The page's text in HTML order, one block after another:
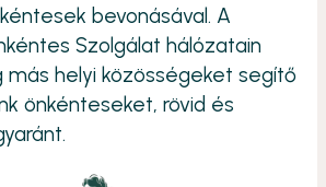
bevonásával. A
Szolgálat hálózatain
más helyi közösségeket segítő
önkénteseket, rövid és